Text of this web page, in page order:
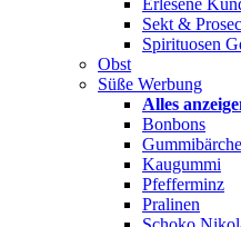
Erlesene
Sekt &
Spirituosen
Obst
Süße Werbung
Alles
Bonbons
Kaugummi
Pfefferminz
Pralinen